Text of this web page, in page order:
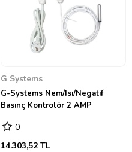
G Systems
G-Systems Nem/Isı/Negatif
Basınç Kontrolör 2 AMP
0
14.303,52 TL